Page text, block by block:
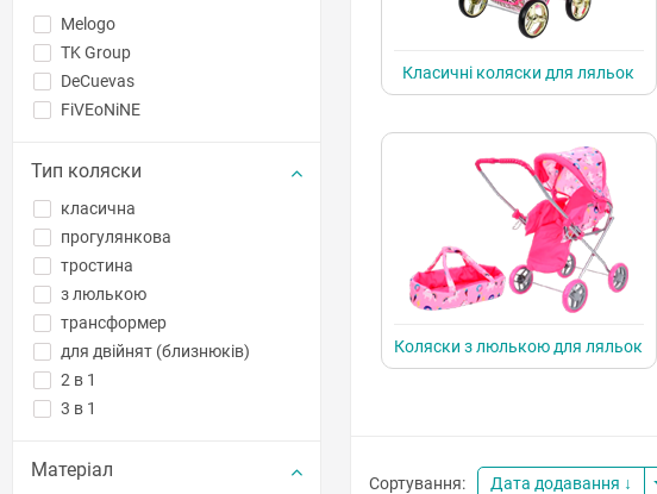
Melogo
TK Group
DeCuevas
FiVEoNiNE
Тип коляски
класична
прогулянкова
тростина
з люлькою
трансформер
для двійнят (близнюків)
2 в 1
3 в 1
Матеріал
Класичні коляски для ляльок
Коляски з люлькою для ляльок
Сортування: Дата додавання